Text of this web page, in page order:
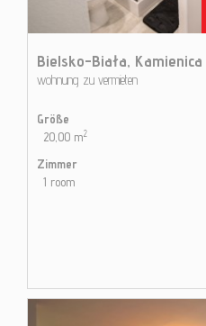
Bielsko-Biała, Kamienica
wohnung zu vermieten
Größe
20,00 m2
Zimmer
1 room